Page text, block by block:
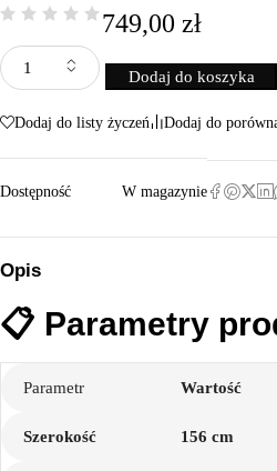
749,00 zł
Dodaj do koszyka
Dodaj do listy życzeń Dodaj do
Dostępność W magazynie
Opis
📋 Parametry
Parametr Wartość
Szerokość 156 cm